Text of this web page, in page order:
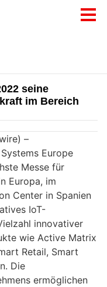
seine
im Bereich
–
Europe
Messe für
Europa, im
Center in Spanien
IoT-
innovativer
wie Active Matrix
Retail, Smart
Die
ermöglichen